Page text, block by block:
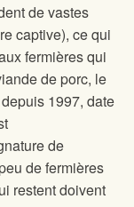
de vastes
captive), ce qui
fermières qui
de porc, le
1997, date
de
de fermières
restent doivent